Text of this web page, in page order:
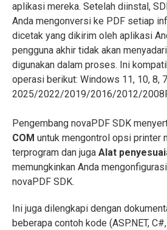
aplikasi mereka. Setelah diinstal,
Anda mengonversi ke PDF setiap
dicetak yang dikirim oleh aplikasi
pengguna akhir tidak akan
digunakan dalam proses. Ini
operasi berikut: Windows 11, 10, 8,
2025/2022/2019/2016/2012/
Pengembang novaPDF SDK
COM untuk mengontrol opsi printer
terprogram dan juga Alat
memungkinkan Anda
novaPDF SDK.
Ini juga dilengkapi dengan
beberapa contoh kode (ASP.NET,